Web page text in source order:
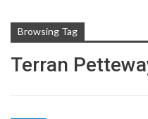
Browsing Tag
Terran